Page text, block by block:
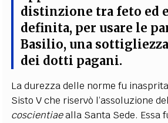
distinzione tra feto ed
definita, per usare le
Basilio, una
dei dotti pagani.
La durezza delle norme fu
Sisto V che riservò l’assoluzione
coscientiaealla Santa Sede. Essa